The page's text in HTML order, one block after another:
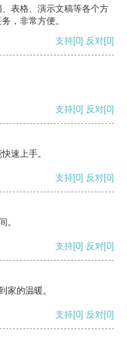
表格、演示文稿等各个方
，非常方便。
支持[0] 反对[0]
支持[0] 反对[0]
速上手。
支持[0] 反对[0]
。
支持[0] 反对[0]
家的温暖。
支持[0] 反对[0]